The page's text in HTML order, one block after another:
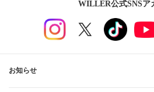
WILLER公式SNSア
お知らせ